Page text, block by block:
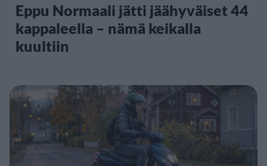
Eppu Normaali jätti jäähyväiset 44
kappaleella – nämä keikalla
kuultiin